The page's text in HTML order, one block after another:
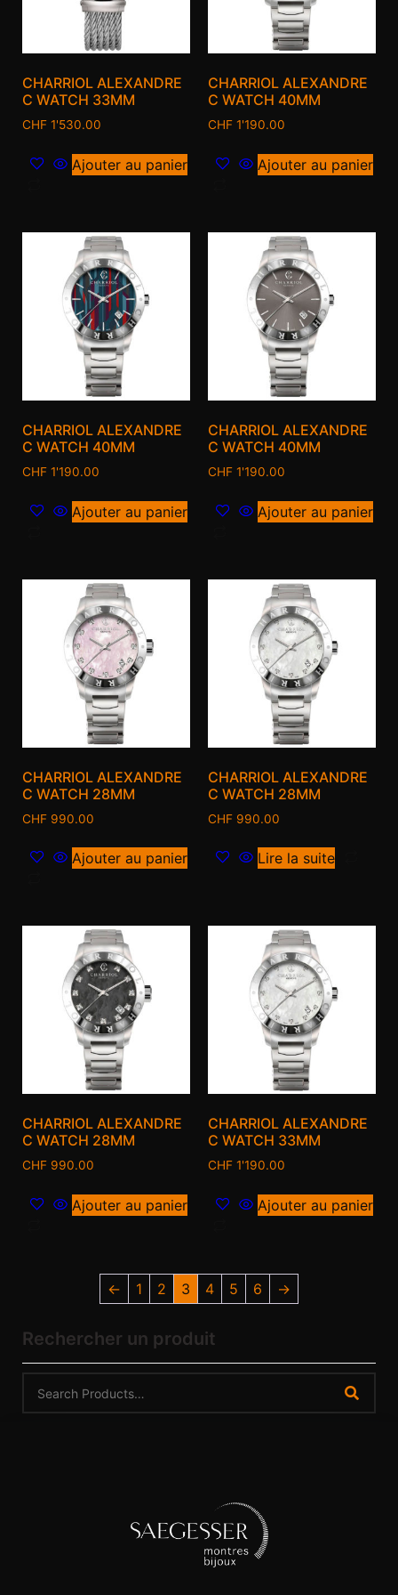
CHARRIOL ALEXANDRE
C WATCH 33MM
CHF 1'530.00
Ajouter au panier
CHARRIOL ALEXANDRE
C WATCH 40MM
CHF 1'190.00
Ajouter au panier
CHARRIOL ALEXANDRE
C WATCH 40MM
CHF 1'190.00
Ajouter au panier
CHARRIOL ALEXANDRE
C WATCH 40MM
CHF 1'190.00
Ajouter au panier
CHARRIOL ALEXANDRE
C WATCH 28MM
CHF 990.00
Ajouter au panier
CHARRIOL ALEXANDRE
C WATCH 28MM
CHF 990.00
Lire la suite
CHARRIOL ALEXANDRE
C WATCH 28MM
CHF 990.00
Ajouter au panier
CHARRIOL ALEXANDRE
C WATCH 33MM
CHF 1'190.00
Ajouter au panier
← 1 2 3 4 5 6 →
Rechercher un produit